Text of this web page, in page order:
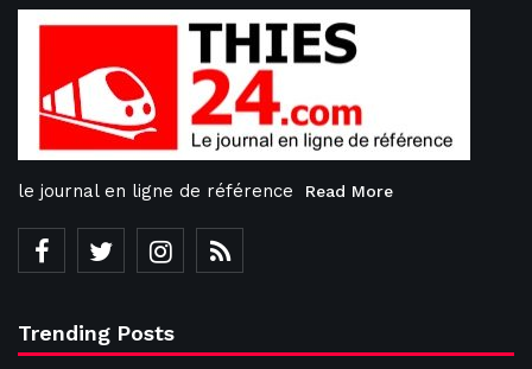
le journal en ligne de référence Read More
Trending Posts